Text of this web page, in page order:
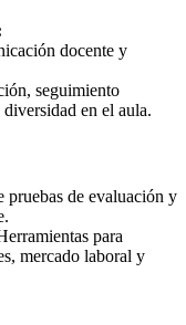
docente y
seguimiento
en el aula.
pruebas de evaluación y
para
mercado laboral y